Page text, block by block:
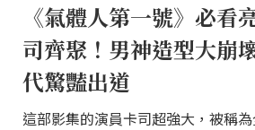
《氣體人第一號》必看
司齊聚！男神造型大崩
代驚豔出道
這部影集的演員卡司超強大，被稱